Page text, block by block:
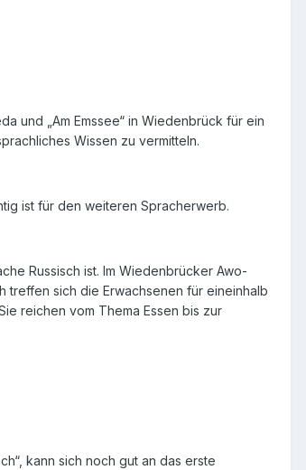
und „Am Emssee“ in Wiedenbrück für ein
Wissen zu vermitteln.
ist für den weiteren Spracherwerb.
Russisch ist. Im Wiedenbrücker Awo-
treffen sich die Erwachsenen für eineinhalb
reichen vom Thema Essen bis zur
kann sich noch gut an das erste